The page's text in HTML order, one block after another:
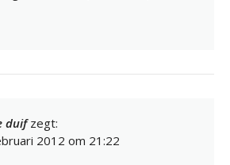
duif zegt:
2012 om 21:22